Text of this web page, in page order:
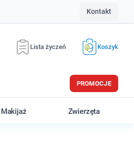
Kontakt
Lista życzeń Koszyk
PROMOCJE
Makijaż Zwierzęta